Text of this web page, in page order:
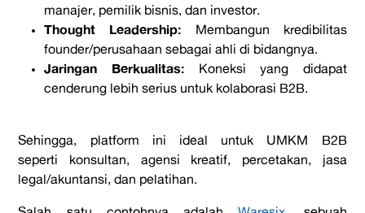
manajer, pemilik bisnis, dan investor.
Thought Leadership: Membangun kredibilitas
founder/perusahaan sebagai ahli di bidangnya.
Jaringan Berkualitas:Koneksi yang didapat
cenderung lebih serius untuk kolaborasi B2B.
Sehingga, platform ini ideal untuk UMKM B2B
seperti konsultan, agensi kreatif, percetakan, jasa
legal/akuntansi, dan pelatihan.